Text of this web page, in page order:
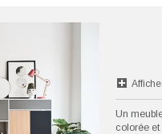
Un
colorée et